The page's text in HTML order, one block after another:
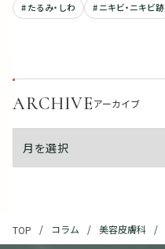
# たるみ・しわ # ニキビ・ニキビ跡
ARCHIVEアーカイブ
TOP コラム 美容皮膚科